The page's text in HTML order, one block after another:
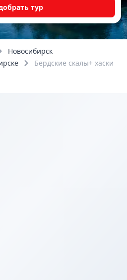
тур
Новосибирск
Бердские скалы+ хаски